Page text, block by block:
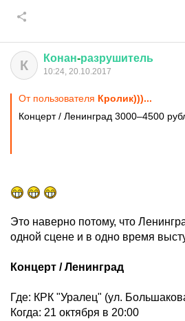
К Конан-разрушитель
10:24, 20.10.2017
От пользователя Кролик)))...
Концерт / Ленинград 3000–4500
Это наверно потому, что
одной сцене и в одно время
Концерт / Ленинград
Где: КРК "Уралец" (ул.
Когда: 21 октября в 20:00